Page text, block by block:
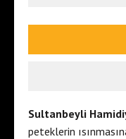
Sultanbeyli
peteklerin